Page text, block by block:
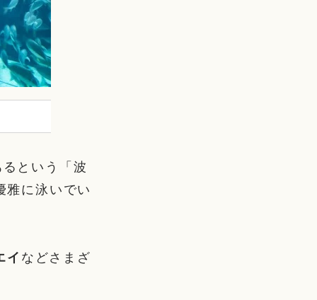
という「波
雅に泳いでい
イ などさまざ